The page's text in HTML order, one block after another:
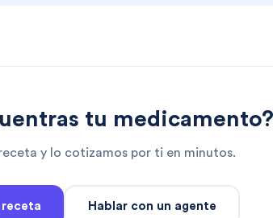
tu medicamento?
y lo cotizamos por ti en minutos.
Hablar con un agente